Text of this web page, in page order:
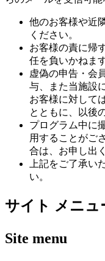
他のお客様や近
ください。
お客様の責に帰
任を負いかねま
虚偽の申告・会
与、また当施設
お客様に対して
とともに、以後
プログラム中に
用することがご
合は、お申し出
上記をご了承い
い。
サイト メニュ
Site menu